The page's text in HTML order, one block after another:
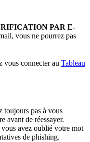
PAR E-
vous ne pourrez pas
vous connecter au Tableau
toujours pas à vous
avant de réessayer.
vous avez oublié votre mot
de phishing.